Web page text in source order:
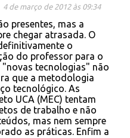
4 de março de 2012 às 09:34
presentes, mas a
chegar atrasada. O
o
do professor para o
tecnologias" não
que a metodologia
tecnológico. As
UCA (MEC) tentam
de trabalho e não
mas nem sempre
as práticas. Enfim a